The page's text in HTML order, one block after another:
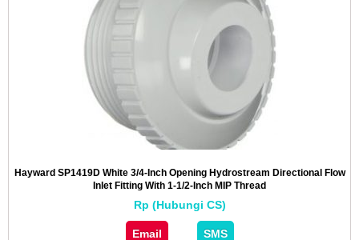
Hayward SP1419D White 3/4-Inch Opening Hydrostream Directional Flow
Inlet Fitting With 1-1/2-Inch MIP Thread
Rp (Hubungi CS)
Email SMS